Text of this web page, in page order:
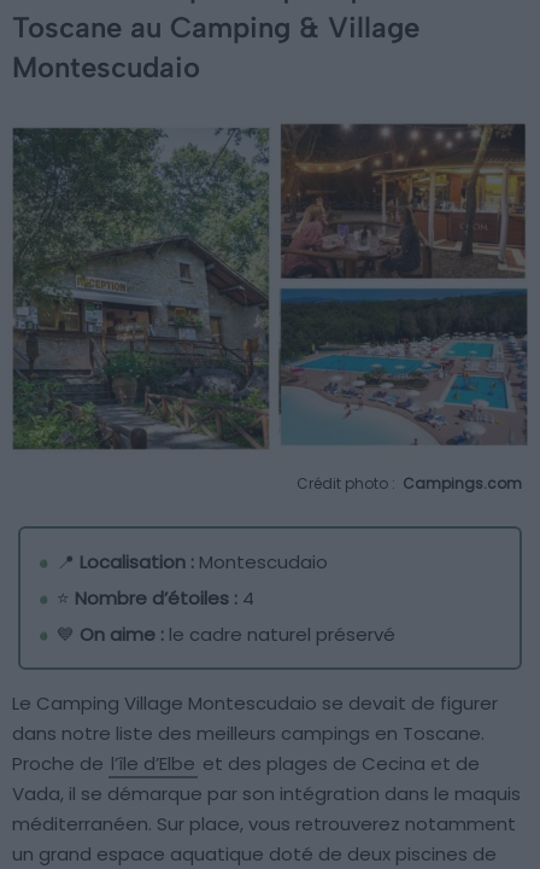
Toscane au Camping & Village
Montescudaio
Crédit photo : Campings.com
📍 Localisation : Montescudaio
⭐ Nombre d’étoiles : 4
💙 On aime : le cadre naturel préservé
Le Camping Village Montescudaio se devait de figurer
dans notre liste des meilleurs campings en Toscane.
Proche de l’île d’Elbe et des plages de Cecina et de
Vada, il se démarque par son intégration dans le maquis
méditerranéen. Sur place, vous retrouverez notamment
un grand espace aquatique doté de deux piscines de